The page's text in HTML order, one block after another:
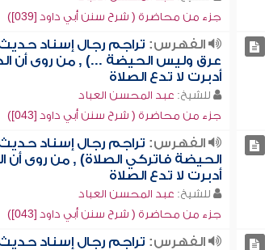
جزء من محاضرة ( شرح سنن أبي داود [039])
الفهرس: تراجم رجال إسناد
عرق وليس الحيضة ...) , من روى أن
أدبرت لا تدع الصلاة
للشيخ: عبد المحسن العباد
جزء من محاضرة ( شرح سنن أبي داود [043])
الفهرس: تراجم رجال إسناد
الحيضة فاتركي الصلاة) , من روى أن
أدبرت لا تدع الصلاة
للشيخ: عبد المحسن العباد
جزء من محاضرة ( شرح سنن أبي داود [043])
الفهرس: تراجم رجال إسناد